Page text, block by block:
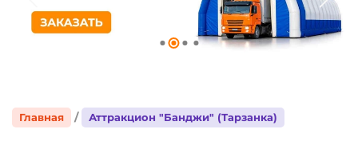
Главная Аттракцион "Банджи" (Тарзанка)